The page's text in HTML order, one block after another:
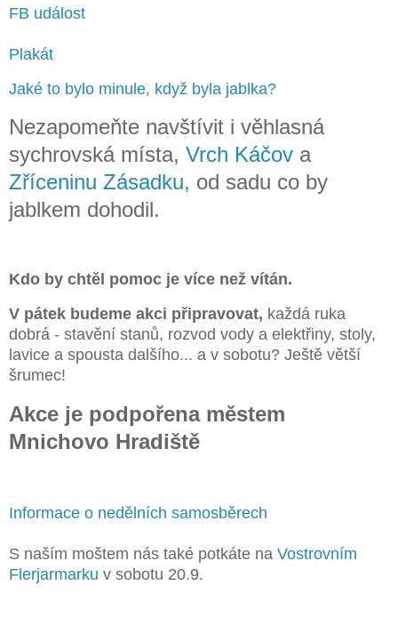
FB událost
Plakát
Jaké to bylo minule, když byla jablka?
Nezapomeňte navštívit i věhlasná
sychrovská místa, Vrch Káčov a
Zříceninu Zásadku, od sadu co by
jablkem dohodil.
Kdo by chtěl pomoc je více než vítán.
V pátek budeme akci připravovat, každá ruka
dobrá - stavění stanů, rozvod vody a elektřiny, stoly,
lavice a spousta dalšího... a v sobotu? Ještě větší
šrumec!
Akce je podpořena městem
Mnichovo Hradiště
Informace o nedělních samosběrech
S naším moštem nás také potkáte na Vostrovním
Flerjarmarku v sobotu 20.9.